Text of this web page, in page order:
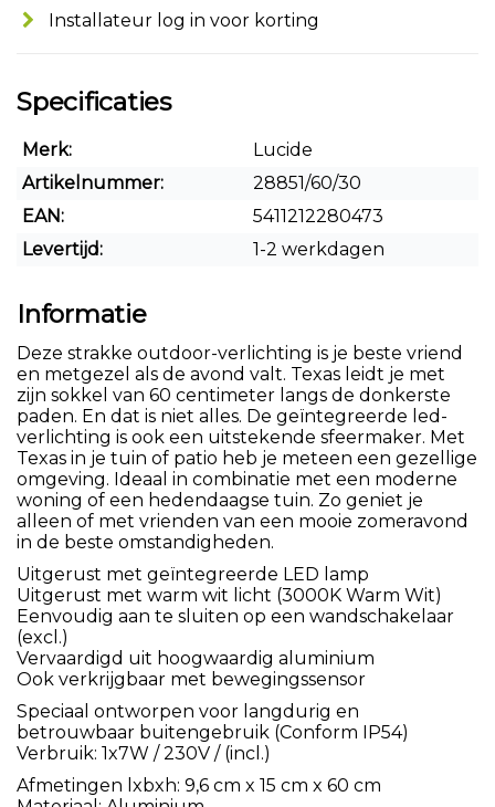
Installateur log in voor korting
Specificaties
Merk:
Lucide
Artikelnummer:
28851/60/30
EAN:
5411212280473
Levertijd:
1-2 werkdagen
Informatie
Deze strakke outdoor-verlichting is je beste vriend
en metgezel als de avond valt. Texas leidt je met
zijn sokkel van 60 centimeter langs de donkerste
paden. En dat is niet alles. De geïntegreerde led-
verlichting is ook een uitstekende sfeermaker. Met
Texas in je tuin of patio heb je meteen een gezellige
omgeving. Ideaal in combinatie met een moderne
woning of een hedendaagse tuin. Zo geniet je
alleen of met vrienden van een mooie zomeravond
in de beste omstandigheden.
Uitgerust met geïntegreerde LED lamp
Uitgerust met warm wit licht (3000K Warm Wit)
Eenvoudig aan te sluiten op een wandschakelaar
(excl.)
Vervaardigd uit hoogwaardig aluminium
Ook verkrijgbaar met bewegingssensor
Speciaal ontworpen voor langdurig en
betrouwbaar buitengebruik (Conform IP54)
Verbruik: 1x7W / 230V / (incl.)
Afmetingen lxbxh: 9,6 cm x 15 cm x 60 cm